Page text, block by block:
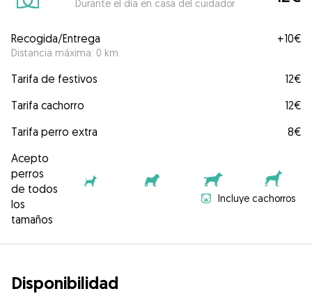
Durante el día en casa del cuidador
Recogida/Entrega
Distancia máxima: 0 km
+10€
Tarifa de festivos
12€
Tarifa cachorro
12€
Tarifa perro extra
8€
Acepto
perros
de todos
los
tamaños
Incluye cachorros
Disponibilidad